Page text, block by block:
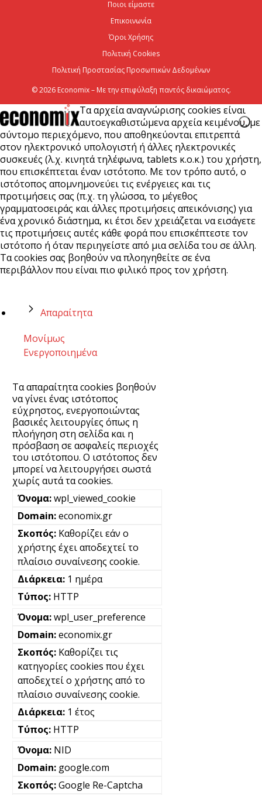
Ποιοι είμαστε
Επικοινωνία
Όροι Χρήσης
Πολιτική Cookies
Πολιτική Προστασίας Προσωπικών Δεδομένων
© 2026 Economix – Με την επιφύλαξη παντός δικαιώματος.
Τα αρχεία αναγνώρισης cookies είναι
αυτοεγκαθιστώμενα αρχεία κειμένου, με
σύντομο περιεχόμενο, που αποθηκεύονται επιτρεπτά
στον ηλεκτρονικό υπολογιστή ή άλλες ηλεκτρονικές
συσκευές (λ.χ. κινητά τηλέφωνα, tablets κ.ο.κ.) του χρήστη,
που επισκέπτεται έναν ιστότοπο. Με τον τρόπο αυτό, ο
ιστότοπος απομνημονεύει τις ενέργειες και τις
προτιμήσεις σας (π.χ. τη γλώσσα, το μέγεθος
γραμματοσειράς και άλλες προτιμήσεις απεικόνισης) για
ένα χρονικό διάστημα, κι έτσι δεν χρειάζεται να εισάγετε
τις προτιμήσεις αυτές κάθε φορά που επισκέπτεστε τον
ιστότοπο ή όταν περιηγείστε από μια σελίδα του σε άλλη.
Τα cookies σας βοηθούν να πλοηγηθείτε σε ένα
περιβάλλον που είναι πιο φιλικό προς τον χρήστη.
Απαραίτητα
Μονίμως
Ενεργοποιημένα
Τα απαραίτητα cookies βοηθούν
να γίνει ένας ιστότοπος
εύχρηστος, ενεργοποιώντας
βασικές λειτουργίες όπως η
πλοήγηση στη σελίδα και η
πρόσβαση σε ασφαλείς περιοχές
του ιστότοπου. Ο ιστότοπος δεν
μπορεί να λειτουργήσει σωστά
χωρίς αυτά τα cookies.
wpl_viewed_cookie
economix.gr
Καθορίζει εάν ο
χρήστης έχει αποδεχτεί το
πλαίσιο συναίνεσης cookie.
1 ημέρα
HTTP
wpl_user_preference
economix.gr
Καθορίζει τις
κατηγορίες cookies που έχει
αποδεχτεί ο χρήστης από το
πλαίσιο συναίνεσης cookie.
1 έτος
HTTP
NID
google.com
Google Re-Captcha